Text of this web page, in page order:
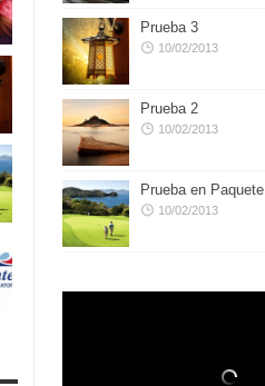
Prueba 3
10/02/2013
Prueba 2
10/02/2013
Prueba en Paquete
10/02/2013